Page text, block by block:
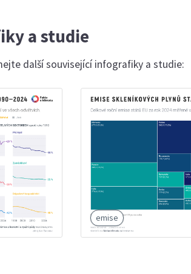
a studie
další související infografiky a studie:
emise